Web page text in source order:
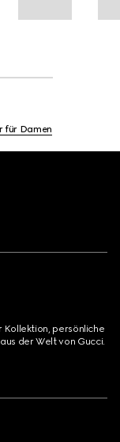
für Damen
Kollektion, persönliche
der Welt von Gucci.